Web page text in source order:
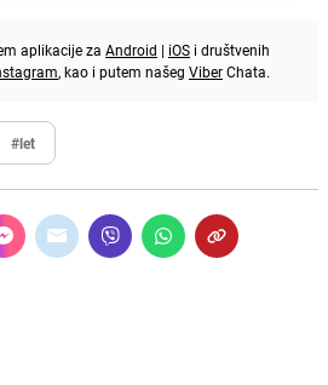
aplikacije za Android | iOS i društvenih
, kao i putem našeg ViberChata.
#let